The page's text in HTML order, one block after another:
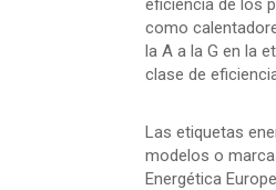
eficiencia de los
como
la A a la G en la
clase de
Las etiquetas
modelos o
Energética